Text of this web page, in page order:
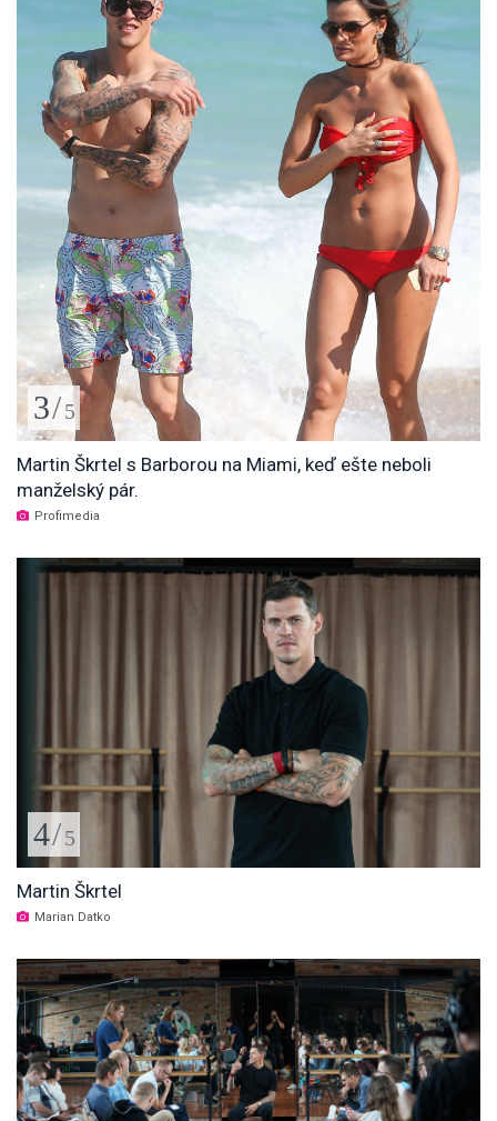
3/5
Martin Škrtel s Barborou na Miami, keď ešte neboli
manželský pár.
Profimedia
4/5
Martin Škrtel
Marian Datko